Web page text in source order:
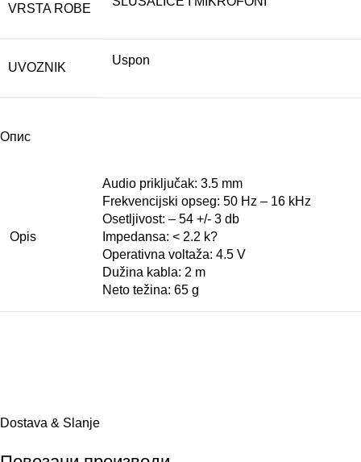
VRSTA ROBE
UVOZNIK
Uspon
Опис
Opis
Audio priključak: 3.5 mm
Frekvencijski opseg: 50 Hz – 16 kHz
Osetljivost: – 54 +/- 3 db
Impedansa: < 2.2 k?
Operativna voltaža: 4.5 V
Dužina kabla: 2 m
Neto težina: 65 g
Dostava & Slanje